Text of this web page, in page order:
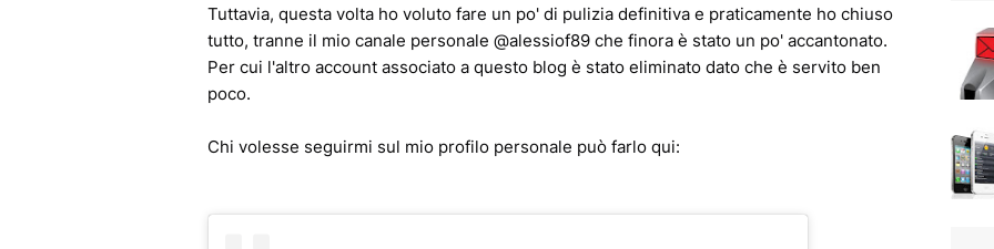
Tuttavia, questa volta ho voluto fare un po' di pulizia definitiva e praticamente ho chiuso
tutto, tranne il mio canale personale @alessiof89 che finora è stato un po' accantonato.
Per cui l'altro account associato a questo blog è stato eliminato dato che è servito ben
poco.
Chi volesse seguirmi sul mio profilo personale può farlo qui: